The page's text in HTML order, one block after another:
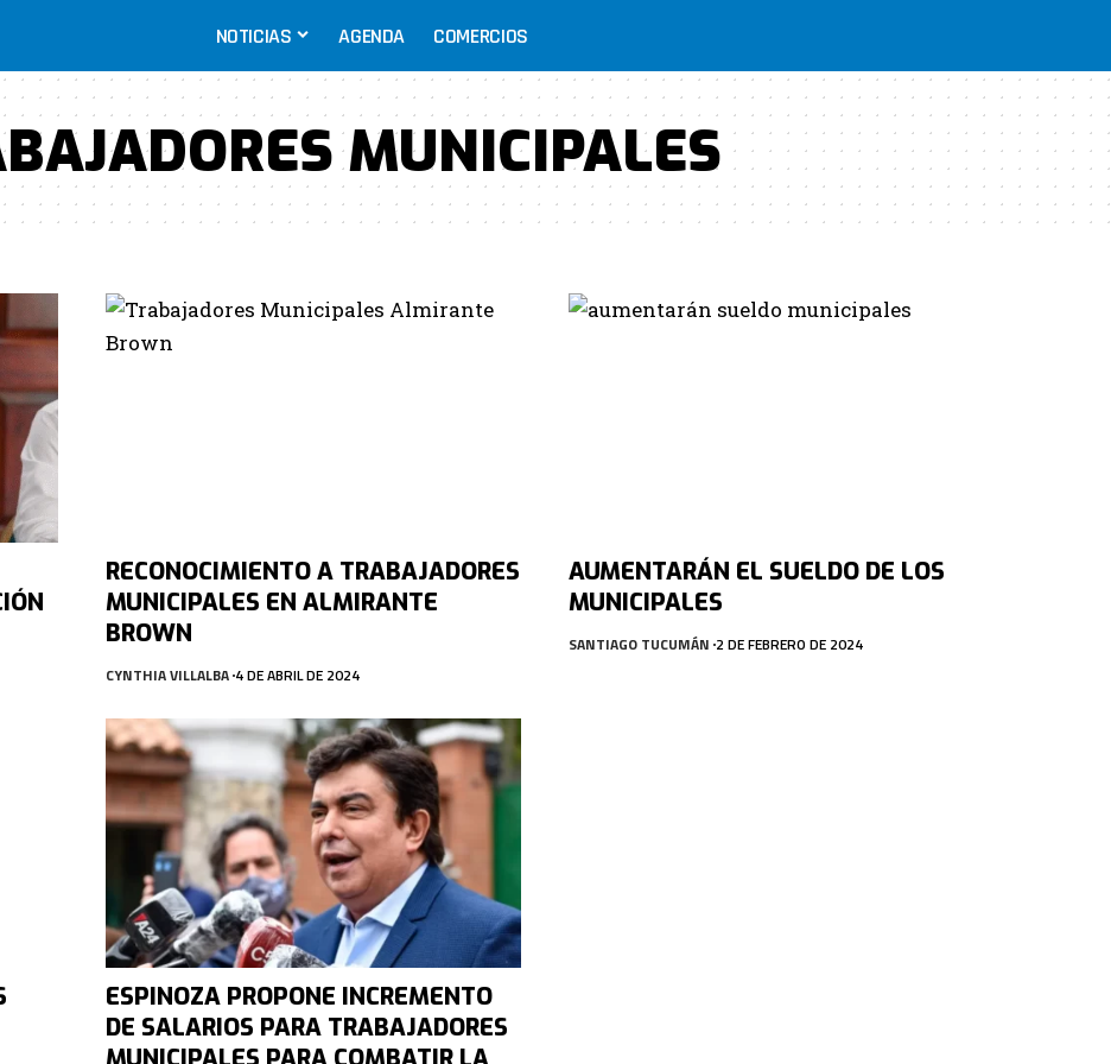
NOTICIAS AGENDA COMERCIOS
MUNICIPALES
RECONOCIMIENTO A TRABAJADORES
MUNICIPALES EN ALMIRANTE
BROWN
CYNTHIA VILLALBA 4 DE ABRIL DE 2024
AUMENTARÁN EL SUELDO DE LOS
MUNICIPALES
SANTIAGO TUCUMÁN 2 DE FEBRERO DE 2024
ESPINOZA PROPONE INCREMENTO
DE SALARIOS PARA TRABAJADORES